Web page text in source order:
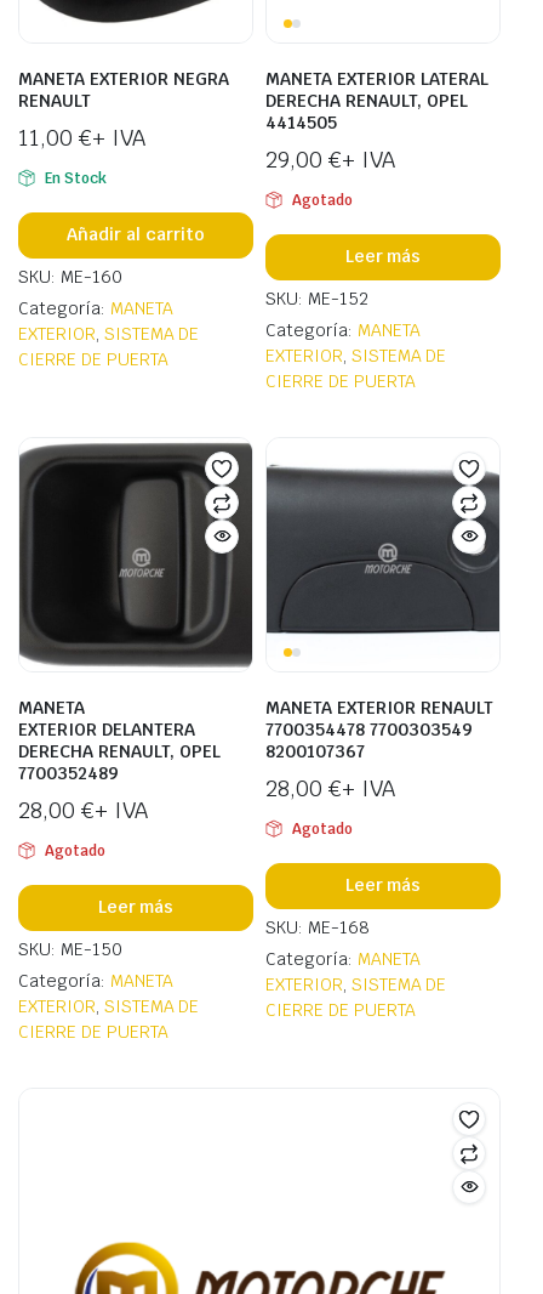
MANETA EXTERIOR NEGRA
RENAULT
11,00 €+ IVA
En Stock
Añadir al carrito
SKU: ME-160
Categoría: MANETA
EXTERIOR SISTEMA DE
CIERRE DE PUERTA
MANETA EXTERIOR LATERAL
DERECHA RENAULT, OPEL
4414505
29,00 €+ IVA
Agotado
Leer más
SKU: ME-152
Categoría: MANETA
EXTERIOR SISTEMA DE
CIERRE DE PUERTA
MANETA
EXTERIOR DELANTERA
DERECHA RENAULT, OPEL
7700352489
28,00 €+ IVA
Agotado
Leer más
SKU: ME-150
Categoría: MANETA
EXTERIOR SISTEMA DE
CIERRE DE PUERTA
MANETA EXTERIOR RENAULT
7700354478 7700303549
8200107367
28,00 €+ IVA
Agotado
Leer más
SKU: ME-168
Categoría: MANETA
EXTERIOR SISTEMA DE
CIERRE DE PUERTA